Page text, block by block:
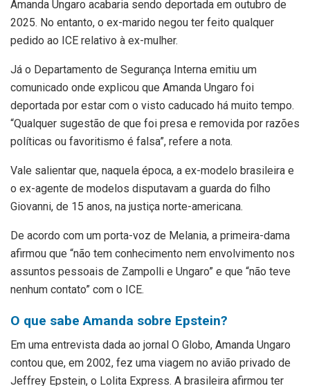
Amanda Ungaro acabaria sendo deportada em outubro de
2025. No entanto, o ex-marido negou ter feito qualquer
pedido ao ICE relativo à ex-mulher.
Já o Departamento de Segurança Interna emitiu um
comunicado onde explicou que Amanda Ungaro foi
deportada por estar com o visto caducado há muito tempo.
“Qualquer sugestão de que foi presa e removida por razões
políticas ou favoritismo é falsa”, refere a nota.
Vale salientar que, naquela época, a ex-modelo brasileira e
o ex-agente de modelos disputavam a guarda do filho
Giovanni, de 15 anos, na justiça norte-americana.
De acordo com um porta-voz de Melania, a primeira-dama
afirmou que “não tem conhecimento nem envolvimento nos
assuntos pessoais de Zampolli e Ungaro” e que “não teve
nenhum contato” com o ICE.
O que sabe Amanda sobre Epstein?
Em uma entrevista dada ao jornal O Globo, Amanda Ungaro
contou que, em 2002, fez uma viagem no avião privado de
Jeffrey Epstein, o Lolita Express. A brasileira afirmou ter